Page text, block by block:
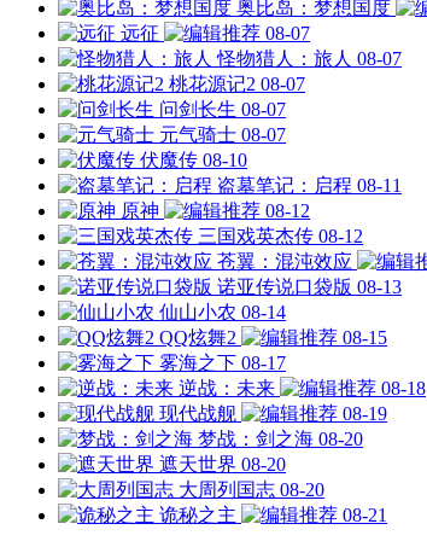
奥比岛：梦想国度
远征
08-07
怪物猎人：旅人 08-07
桃花源记2 08-07
问剑长生 08-07
元气骑士 08-07
伏魔传 08-10
盗墓笔记：启程 08-11
原神
08-12
三国戏英杰传 08-12
苍翼：混沌效应
诺亚传说口袋版 08-13
仙山小农 08-14
QQ炫舞2
08-15
雾海之下 08-17
逆战：未来
08-18
现代战舰
08-19
梦战：剑之海 08-20
遮天世界 08-20
大周列国志 08-20
诡秘之主
08-21